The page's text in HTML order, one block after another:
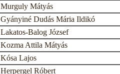
Murguly Mátyás
Gyányiné Dudás Mária Ildikó
Lakatos-Balog József
Kozma Attila Mátyás
Kósa Lajos
Herpergel Róbert